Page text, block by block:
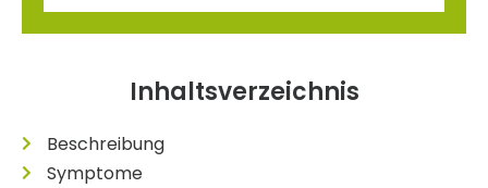
Inhaltsverzeichnis
Beschreibung
Symptome